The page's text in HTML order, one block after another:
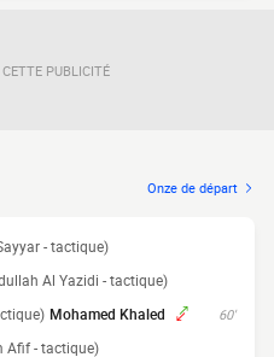
PUBLICITÉ
Onze de départ
- tactique)
Al Yazidi - tactique)
60'
Mohamed Khaled
Afif - tactique)